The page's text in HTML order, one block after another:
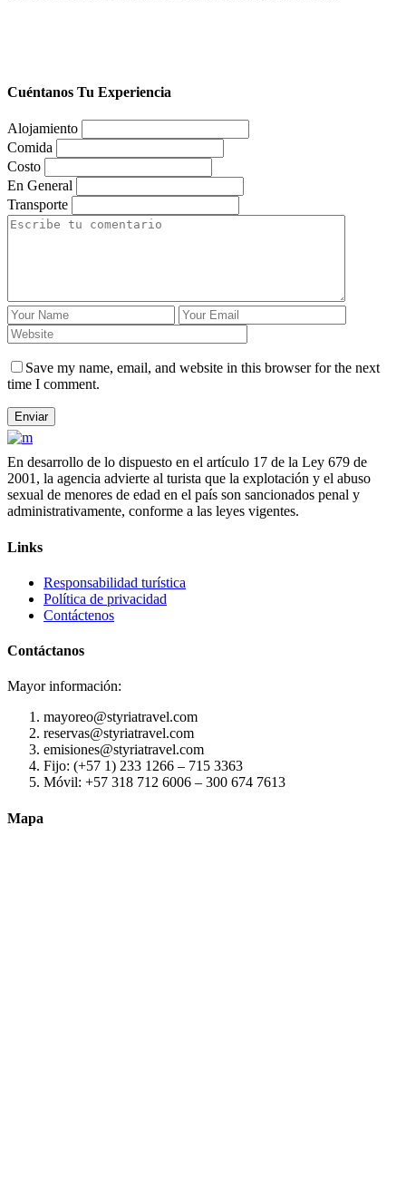
Cuéntanos Tu Experiencia
Alojamiento
Comida
Costo
En General
Transporte
Save my name, email, and website in this browser for the next
time I comment.
En desarrollo de lo dispuesto en el artículo 17 de la Ley 679 de
2001, la agencia advierte al turista que la explotación y el abuso
sexual de menores de edad en el país son sancionados penal y
administrativamente, conforme a las leyes vigentes.
Links
Responsabilidad turística
Política de privacidad
Contáctenos
Contáctanos
Mayor información:
mayoreo@styriatravel.com
reservas@styriatravel.com
emisiones@styriatravel.com
Fijo: (+57 1) 233 1266 – 715 3363
Móvil: +57 318 712 6006 – 300 674 7613
Mapa